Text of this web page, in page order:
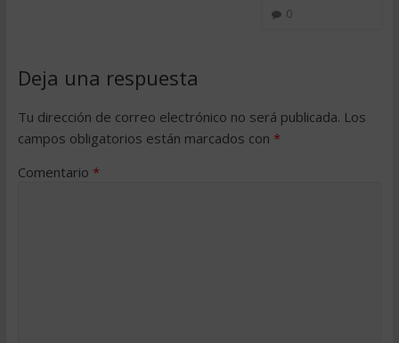
0
Deja una respuesta
Tu dirección de correo electrónico no será publicada. Los
campos obligatorios están marcados con *
Comentario *